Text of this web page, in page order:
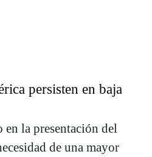
persisten en baja
en la presentación del
de una mayor